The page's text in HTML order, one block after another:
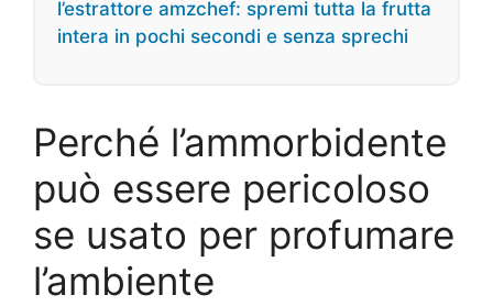
l’estrattore amzchef: spremi tutta la frutta
intera in pochi secondi e senza sprechi
Perché l’ammorbidente
può essere pericoloso
se usato per profumare
l’ambiente